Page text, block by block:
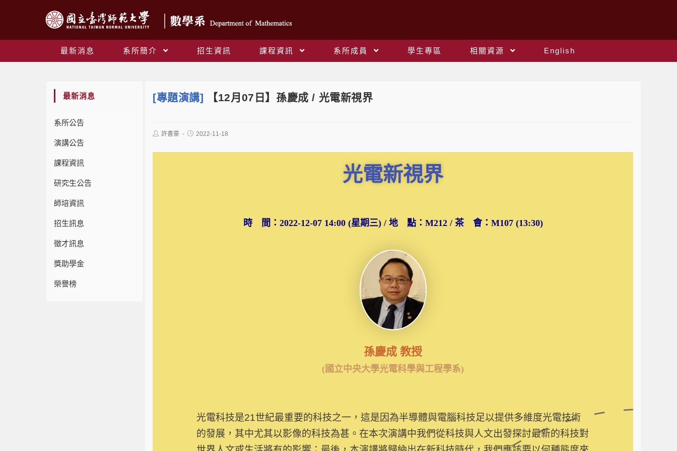
最新消息 系所簡介 招生資訊 課程資訊 系所成員 學生專區 相關資源
English
最新消息
系所公告
演講公告
課程資訊
研究生公告
師培資訊
招生訊息
徵才訊息
獎助學金
榮譽榜
[專題演講] 【12月07日】孫慶成 / 光電新視界
許書豪 2022-11-18
光電新視界
時 間：2022-12-07 14:00 (星期三) / 地 點：M212 / 茶 會：M107 (13:30)
孫慶成 教授
(國立中央大學光電科學與工程學系)
光電科技是21世紀最重要的科技之一，這是因為半導體與電腦科技足以提供多維度光電技術
的發展，其中尤其以影像的科技為甚。在本次演講中我們從科技與人文出發探討最新的科技對